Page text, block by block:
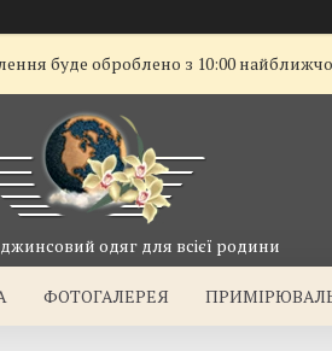
буде оброблено з 10:00
одяг для всієї родини
ФОТОГАЛЕРЕЯ